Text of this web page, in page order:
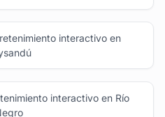
interactivo en
interactivo en Río